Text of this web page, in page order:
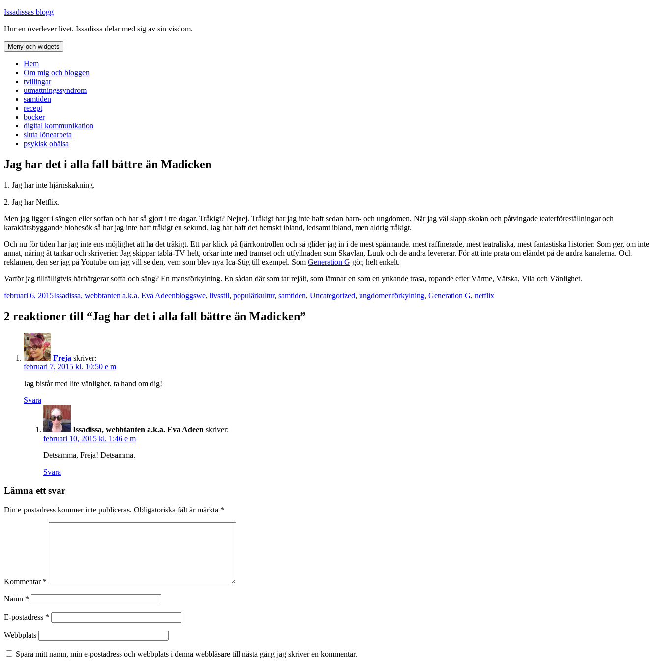
Hoppa
innehåll
Issadissas blogg
Hur en överlever livet. Issadissa delar med sig av sin visdom.
Meny och widgets
Hem
Om mig och bloggen
tvillingar
utmattningssyndrom
samtiden
recept
böcker
digital kommunikation
sluta lönearbeta
psykisk ohälsa
Jag har det i alla fall bättre än Madicken
1. Jag har inte hjärnskakning.
2. Jag har Netflix.
Men jag ligger i sängen eller soffan och har så gjort i tre dagar. Tråkigt? Nejnej. Tråkigt har jag inte haft sedan barn- och ungdomen. När jag väl slapp skolan och påtvingade teaterföreställningar och
karaktärsbyggande biobesök så har jag inte haft tråkigt en sekund. Jag har haft det hemskt ibland, ledsamt ibland, men aldrig tråkigt.
Och nu för tiden har jag inte ens möjlighet att ha det tråkigt. Ett par klick på fjärrkontrollen och så glider jag in i de mest spännande. mest raffinerade, mest teatraliska, mest fantastiska historier. Som ger, om inte
annat, näring åt tankar och skriverier. Jag skippar tablå-TV helt, orkar inte med tramset och utfyllnaden som Skavlan, Luuk och de andra levererar. För att inte prata om eländet på de andra kanalerna. Och
reklamen, den ser jag på Youtube om jag vill se den, vem som blev nya Ica-Stig till exempel. Som Generation G gör, helt enkelt.
Varför jag tillfälligtvis härbärgerar soffa och säng? En mansförkylning. En sådan där som tar rejält, som lämnar en som en ynkande trasa, ropande efter Värme, Vätska, Vila och Vänlighet.
Postat
februari 6, 2015Författare
Issadissa, webbtanten a.k.a. Eva AdeenKategorier
bloggswe, livsstil, populärkultur, samtiden, Uncategorized, ungdomenTaggar
förkylning, Generation G, netflix
2 reaktioner till “Jag har det i alla fall bättre än Madicken”
Freja skriver:
februari 7, 2015 kl. 10:50 e m
Jag bistår med lite vänlighet, ta hand om dig!
Svara
Issadissa, webbtanten a.k.a. Eva Adeen skriver:
februari 10, 2015 kl. 1:46 e m
Detsamma, Freja! Detsamma.
Svara
Lämna ett svar
Din e-postadress kommer inte publiceras. Obligatoriska fält är märkta *
Kommentar *
Namn *
E-postadress *
Webbplats
Spara mitt namn, min e-postadress och webbplats i denna webbläsare till nästa gång jag skriver en kommentar.